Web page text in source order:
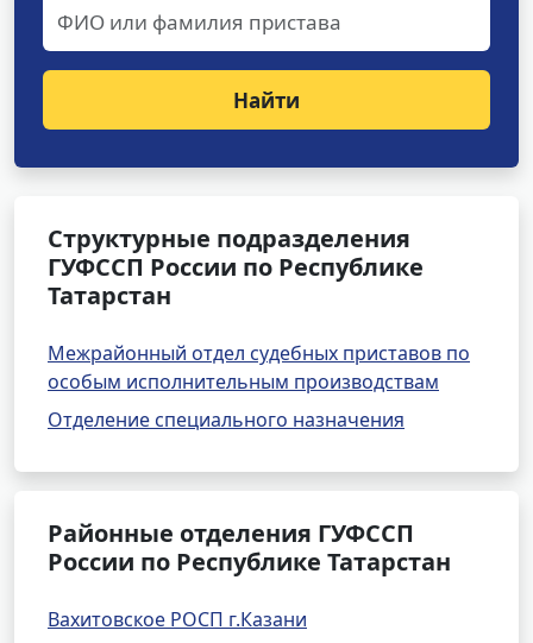
Найти
Структурные подразделения
ГУФССП России по Республике
Татарстан
Межрайонный отдел судебных приставов по
особым исполнительным производствам
Отделение специального назначения
Районные отделения ГУФССП
России по Республике Татарстан
Вахитовское РОСП г.Казани